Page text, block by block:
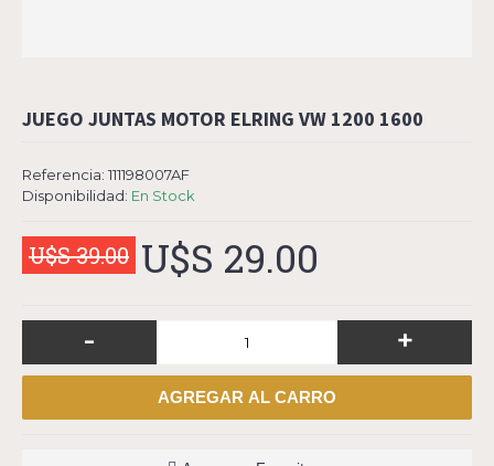
JUEGO JUNTAS MOTOR ELRING VW 1200 1600
Referencia: 111198007AF
Disponibilidad: En Stock
U$S 39.00 U$S 29.00
- +
AGREGAR AL CARRO